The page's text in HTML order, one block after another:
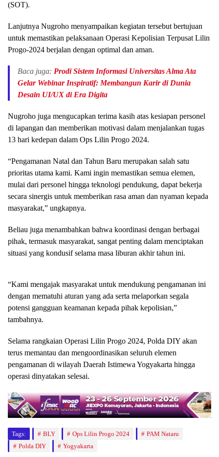
(SOT).
Lanjutnya Nugroho menyampaikan kegiatan tersebut bertujuan
untuk memastikan pelaksanaan Operasi Kepolisian Terpusat Lilin
Progo-2024 berjalan dengan optimal dan aman.
Baca juga: Prodi Sistem Informasi Universitas Alma Ata
Gelar Webinar Inspiratif: Membangun Karir di Dunia
Desain UI/UX di Era Digita
Nugroho juga mengucapkan terima kasih atas kesiapan personel
di lapangan dan memberikan motivasi dalam menjalankan tugas
13 hari kedepan dalam Ops Lilin Progo 2024.
“Pengamanan Natal dan Tahun Baru merupakan salah satu
prioritas utama kami. Kami ingin memastikan semua elemen,
mulai dari personel hingga teknologi pendukung, dapat bekerja
secara sinergis untuk memberikan rasa aman dan nyaman kepada
masyarakat,” ungkapnya.
Beliau juga menambahkan bahwa koordinasi dengan berbagai
pihak, termasuk masyarakat, sangat penting dalam menciptakan
situasi yang kondusif selama masa liburan akhir tahun ini.
“Kami mengajak masyarakat untuk mendukung pengamanan ini
dengan mematuhi aturan yang ada serta melaporkan segala
potensi gangguan keamanan kepada pihak kepolisian,”
tambahnya.
Selama rangkaian Operasi Lilin Progo 2024, Polda DIY akan
terus memantau dan mengoordinasikan seluruh elemen
pengamanan di wilayah Daerah Istimewa Yogyakarta hingga
operasi dinyatakan selesai.
Tags: BLY Ops Lilin Progo 2024
PAM Nataru
Polda DIY
Yogyakarta